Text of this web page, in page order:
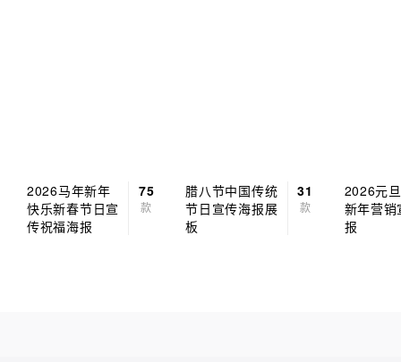
2026马年新年
快乐新春节日宣
传祝福海报
75
款
腊八节中国传统
节日宣传海报展
板
31
款
2026元
新年营销
报